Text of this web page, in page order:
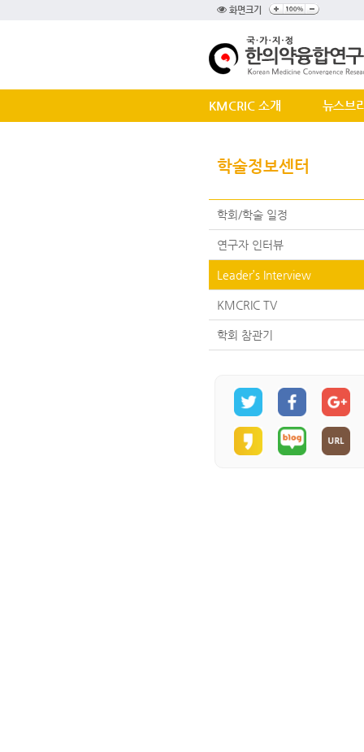
화면크기
KMCRIC 소개 뉴스브
학술정보센터
학회/학술 일정
연구자 인터뷰
Leader’s Interview
KMCRIC TV
학회 참관기